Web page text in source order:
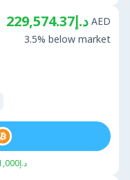
د.إ229,574.37 AED
3.5% below market
د.إ1,000 - د.إ500,000